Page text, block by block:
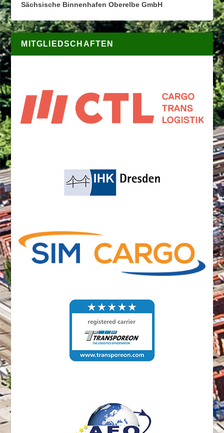
Sächsische Binnenhafen Oberelbe GmbH
MITGLIEDSCHAFTEN